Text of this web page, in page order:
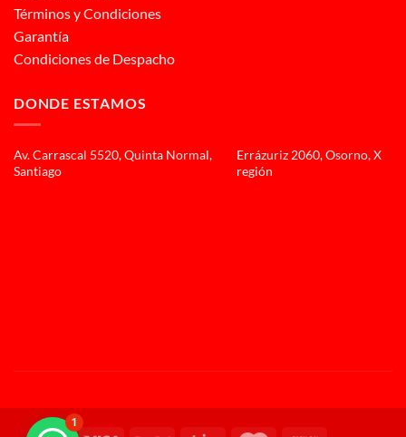
Términos y Condiciones
Garantía
Condiciones de Despacho
DONDE ESTAMOS
Av. Carrascal 5520, Quinta Normal,
Santiago
Errázuriz 2060, Osorno, X
región
1